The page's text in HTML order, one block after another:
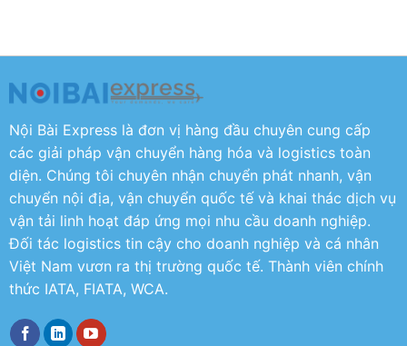
Nội Bài Express là đơn vị hàng đầu chuyên cung cấp
các giải pháp vận chuyển hàng hóa và logistics toàn
diện. Chúng tôi chuyên nhận chuyển phát nhanh, vận
chuyển nội địa, vận chuyển quốc tế và khai thác dịch vụ
vận tải linh hoạt đáp ứng mọi nhu cầu doanh nghiệp.
Đối tác logistics tin cậy cho doanh nghiệp và cá nhân
Việt Nam vươn ra thị trường quốc tế. Thành viên chính
thức IATA, FIATA, WCA.